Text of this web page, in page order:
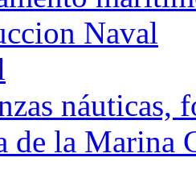
Naval
náuticas,
de la Marina